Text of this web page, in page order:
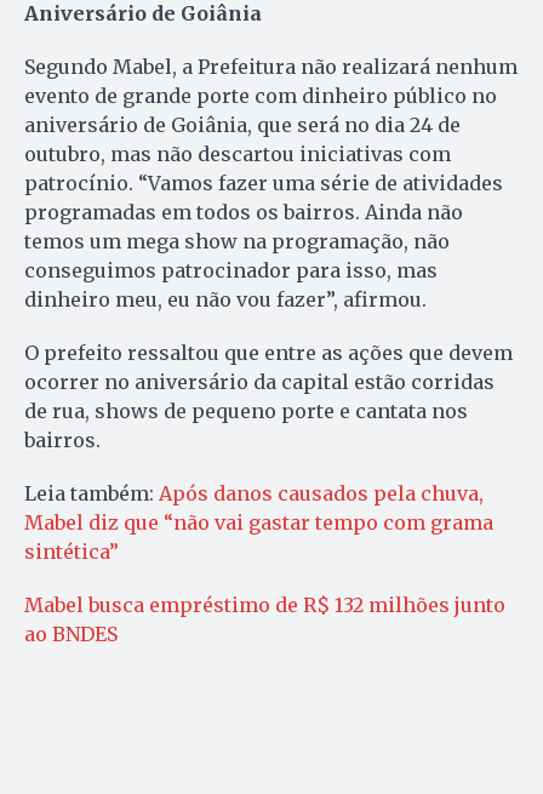
Aniversário de Goiânia
Segundo Mabel, a Prefeitura não realizará nenhum
evento de grande porte com dinheiro público no
aniversário de Goiânia, que será no dia 24 de
outubro, mas não descartou iniciativas com
patrocínio. “Vamos fazer uma série de atividades
programadas em todos os bairros. Ainda não
temos um mega show na programação, não
conseguimos patrocinador para isso, mas
dinheiro meu, eu não vou fazer”, afirmou.
O prefeito ressaltou que entre as ações que devem
ocorrer no aniversário da capital estão corridas
de rua, shows de pequeno porte e cantata nos
bairros.
Leia também: Após danos causados pela chuva,
Mabel diz que “não vai gastar tempo com grama
sintética”
Mabel busca empréstimo de R$ 132 milhões junto
ao BNDES